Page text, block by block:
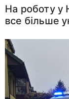
На роботу у
все більше